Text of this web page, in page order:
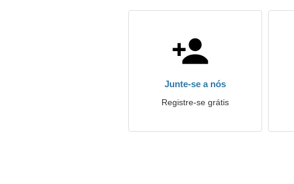
Junte-se a nós
Registre-se grátis